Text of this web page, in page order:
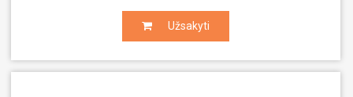
Užsakyti
Užsakyti